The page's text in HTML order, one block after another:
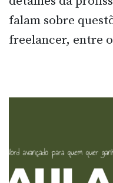
falam sobre
freelancer, entre